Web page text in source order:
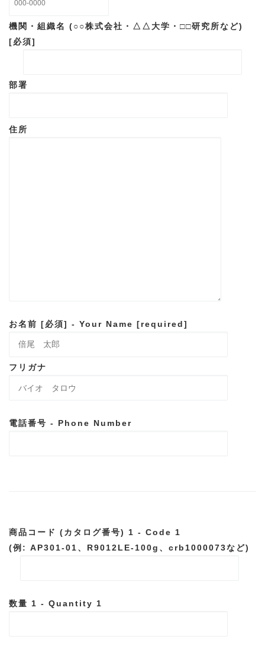
機関・組織名 (○○株式会社・△△大学・□□研究所など)
[必須]
部署
住所
お名前 [必須] - Your Name [required]
フリガナ
電話番号 - Phone Number
商品コード (カタログ番号) 1 - Code 1
(例: AP301-01、R9012LE-100g、crb1000073など)
数量 1 - Quantity 1